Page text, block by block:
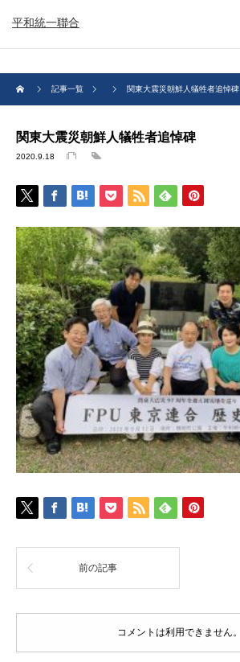
平和統一聯合
記事一覧 関東大震災朝鮮人犠牲者追悼碑
関東大震災朝鮮人犠牲者追悼碑
2020.9.18
前の記事
コメントは利用できません。